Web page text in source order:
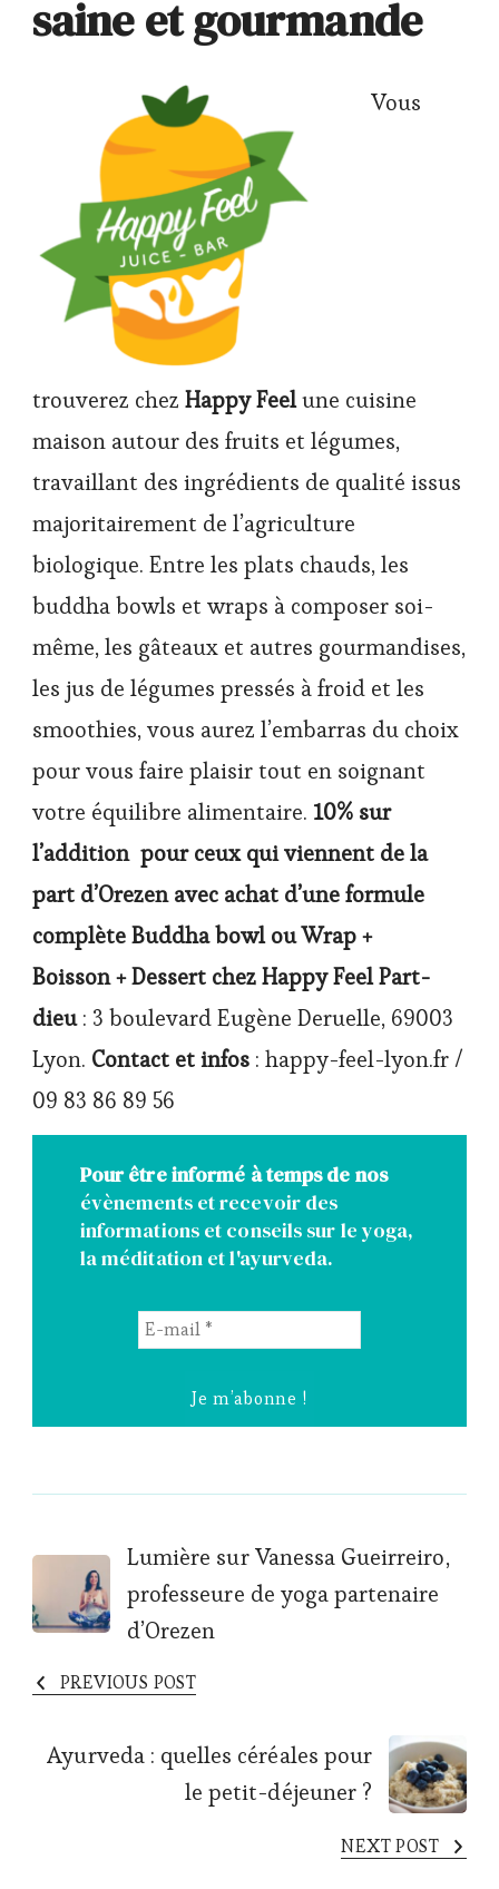
saine et gourmande
Vous
trouverez chez Happy Feelune cuisine
maison autour des fruits et légumes,
travaillant des ingrédients de qualité issus
majoritairement de l’agriculture
biologique. Entre les plats chauds, les
buddha bowls et wraps à composer soi-
même, les gâteaux et autres gourmandises,
les jus de légumes pressés à froid et les
smoothies, vous aurez l’embarras du choix
pour vous faire plaisir tout en soignant
votre équilibre alimentaire. 10% sur
l’addition pour ceux qui viennent de la
part d’Orezen avec achat d’une formule
complète Buddha bowl ou Wrap +
Boisson + Dessert chez Happy Feel Part-
dieu: 3 boulevard Eugène Deruelle, 69003
Lyon. Contact et infos : happy-feel-lyon.fr /
09 83 86 89 56
Pour être informé à temps de nos
évènements et recevoir des
informations et conseils sur le yoga,
la méditation et l'ayurveda.
*
Post
Navigation
Lumière sur Vanessa Gueirreiro,
professeure de yoga partenaire
d’Orezen
PREVIOUS POST
Ayurveda : quelles céréales pour
le petit-déjeuner ?
NEXT POST